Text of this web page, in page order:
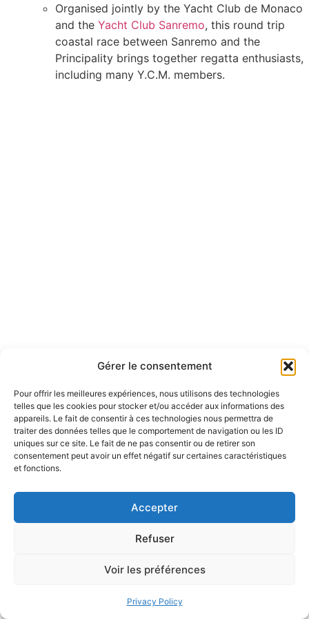
Gérer le consentement
Pour offrir les meilleures expériences, nous utilisons des technologies
telles que les cookies pour stocker et/ou accéder aux informations des
appareils. Le fait de consentir à ces technologies nous permettra de
traiter des données telles que le comportement de navigation ou les ID
uniques sur ce site. Le fait de ne pas consentir ou de retirer son
consentement peut avoir un effet négatif sur certaines caractéristiques
et fonctions.
Accepter
Refuser
Voir les préférences
Privacy Policy
Organised jointly by the Yacht Club de Monaco
and the Yacht Club Sanremo, this round trip
coastal race between Sanremo and the
Principality brings together regatta enthusiasts,
including many Y.C.M. members.